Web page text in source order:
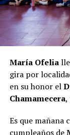
María Ofelia
gira por
en su honor el
Chamamecera,
Es que mañana
cumpleaños de